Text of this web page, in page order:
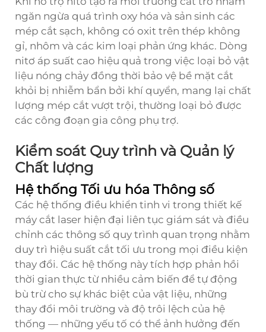
ngăn ngừa quá trình oxy hóa và sản sinh các
mép cắt sạch, không có oxit trên thép không
gỉ, nhôm và các kim loại phản ứng khác. Dòng
nitơ áp suất cao hiệu quả trong việc loại bỏ vật
liệu nóng chảy đồng thời bảo vệ bề mặt cắt
khỏi bị nhiễm bẩn bởi khí quyển, mang lại chất
lượng mép cắt vượt trội, thường loại bỏ được
các công đoạn gia công phụ trợ.
Kiểm soát Quy trình và Quản lý
Chất lượng
Hệ thống Tối ưu hóa Thông số
Các hệ thống điều khiển tinh vi trong thiết kế
máy cắt laser hiện đại liên tục giám sát và điều
chỉnh các thông số quy trình quan trọng nhằm
duy trì hiệu suất cắt tối ưu trong mọi điều kiện
thay đổi. Các hệ thống này tích hợp phản hồi
thời gian thực từ nhiều cảm biến để tự động
bù trừ cho sự khác biệt của vật liệu, những
thay đổi môi trường và độ trôi lệch của hệ
thống — những yếu tố có thể ảnh hưởng đến